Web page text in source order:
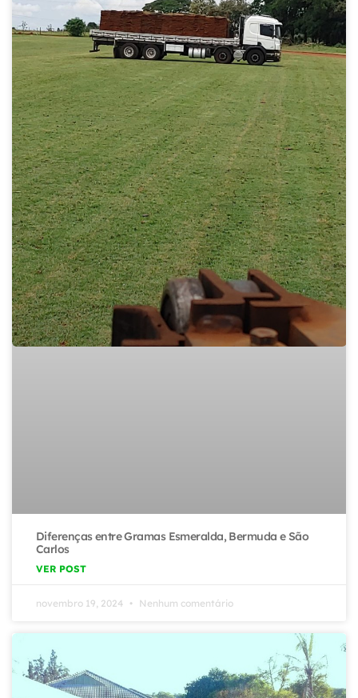
Diferenças entre Gramas Esmeralda, Bermuda e São
Carlos
VER POST
novembro 19, 2024 Nenhum comentário